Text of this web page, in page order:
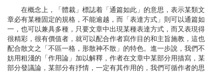
在概念上，「體裁」標誌着「通篇如此」的意思，表示某類文
章必有某種固定的規格，不能逾越，而「表達方式」則可以通篇如
一，也可以兼具多種，只要文章中出現某種表達方式，而又表現得
很精彩，很有價值者，就可以配合作者寫作目的和主旨施教，這也
配合散文之「不區一格，形散神不散」的特色。進一步說，我們不
妨用粗淺的「作用論」加以解釋，作者在文章中某部分用描寫，某
部分發議論，某部分有抒情，一定有其作用的，我們可循作者的思